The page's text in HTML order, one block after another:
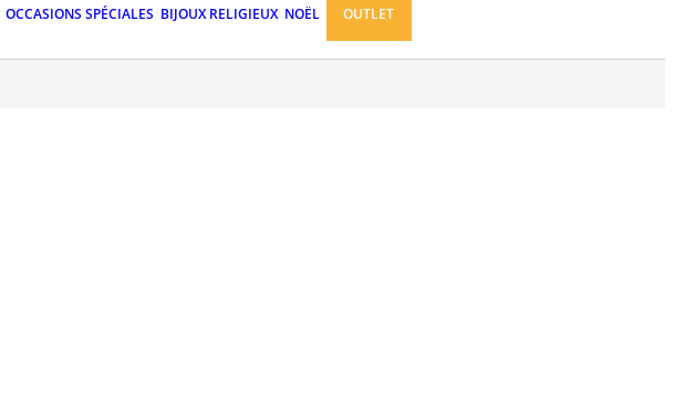
OCCASIONS SPÉCIALES BIJOUX RELIGIEUX NOËL OUTLET